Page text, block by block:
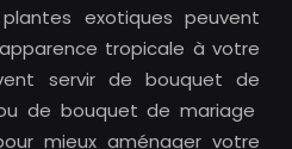
exotiques peuvent
tropicale à votre
servir de bouquet de
de bouquet de mariage
mieux aménager votre